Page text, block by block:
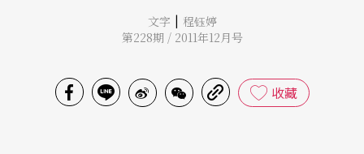
文字 | 程钰婷
第228期 / 2011年12月号
收藏